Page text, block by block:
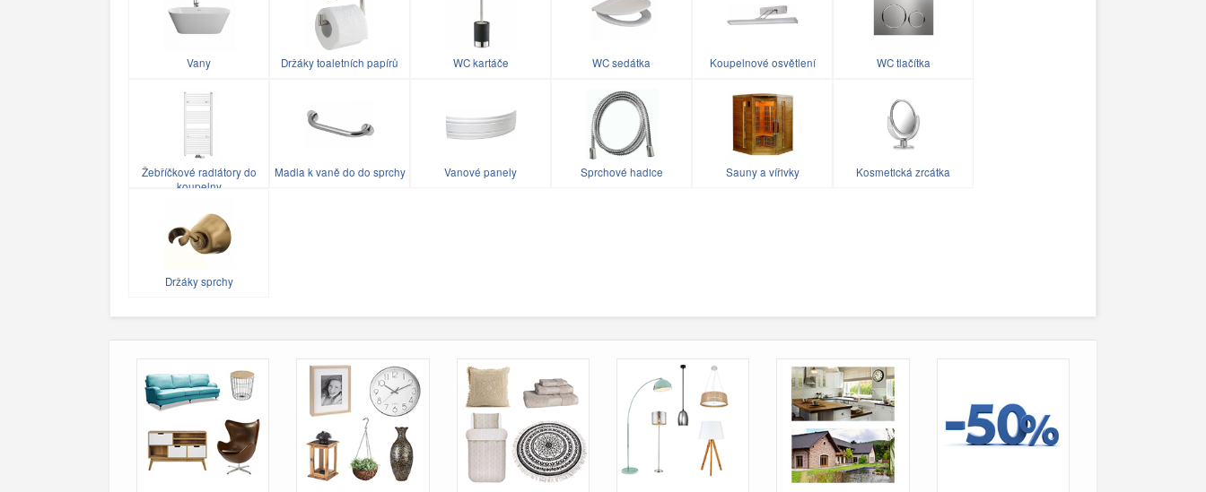
Vany Držáky toaletních papírů WC kartáče WC sedátka Koupelnové osvětlení WC tlačítka
Žebříčkové radiátory do
koupelny
Madla k vaně do do sprchy Vanové panely Sprchové hadice Sauny a vířivky Kosmetická zrcátka
Držáky sprchy